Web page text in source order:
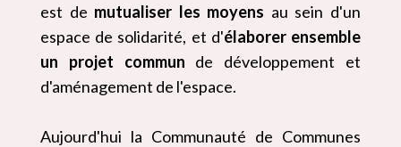
est de mutualiser les moyens au sein d'un
espace de solidarité, et d'élaborer ensemble
un projet commun de développement et
d'aménagement de l'espace.
Aujourd'hui la Communauté de Communes